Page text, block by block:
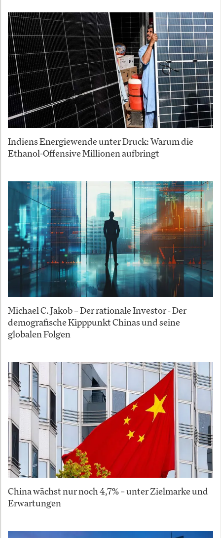
Indiens Energiewende unter Druck: Warum die
Ethanol-Offensive Millionen aufbringt
Michael C. Jakob – Der rationale Investor - Der
demografische Kipppunkt Chinas und seine
globalen Folgen
China wächst nur noch 4,7% – unter Zielmarke und
Erwartungen